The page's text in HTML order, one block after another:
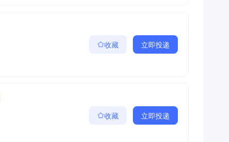
收藏 立即投递
收藏 立即投递